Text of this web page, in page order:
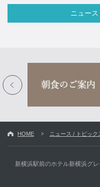
ニュー
HOME ニュース / トピック
新横浜駅前のホテル新横浜グ